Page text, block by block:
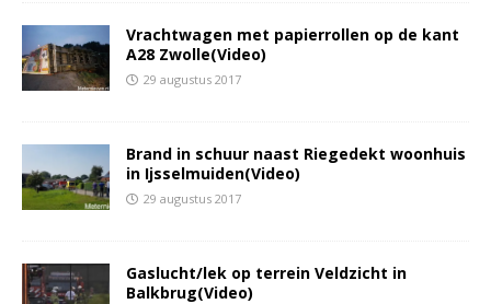
Vrachtwagen met papierrollen op de kant
A28 Zwolle(Video)
29 augustus 2017
Brand in schuur naast Riegedekt woonhuis
in Ijsselmuiden(Video)
29 augustus 2017
Gaslucht/lek op terrein Veldzicht in
Balkbrug(Video)